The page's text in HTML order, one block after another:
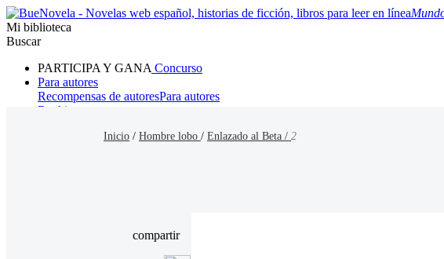
Mi biblioteca
Buscar
PARTICIPA Y GANA Concurso
Para autores
Recompensas de autoresPara autores
Ranking
Inicio / Hombre lobo / Enlazado al Beta / 2
compartir